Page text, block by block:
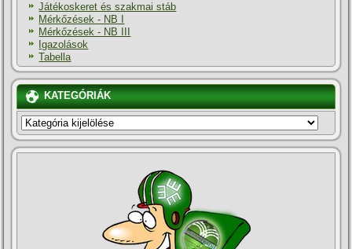
Játékoskeret és szakmai stáb
Mérkőzések - NB I
Mérkőzések - NB III
Igazolások
Tabella
KATEGÓRIÁK
KATEGÓRIÁK